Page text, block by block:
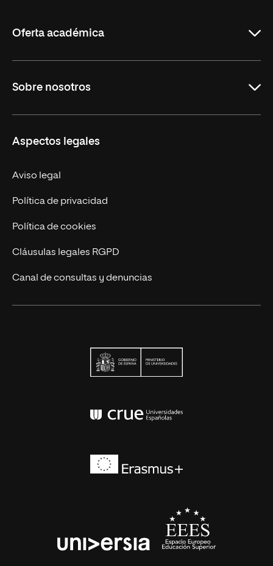
Oferta académica
Formación Continua
Sobre nosotros
Trabaja en UNIR
Actualidad
Contáctanos
Aspectos legales
Aviso legal
Política de privacidad
Política de cookies
Cláusulas legales RGPD
Canal de consultas y denuncias